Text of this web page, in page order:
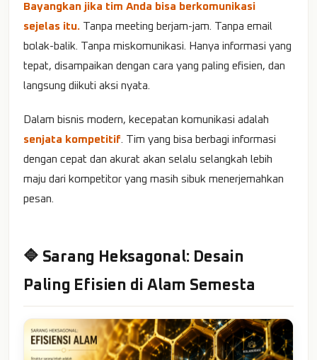
Bayangkan jika tim Anda bisa berkomunikasi
sejelas itu. Tanpa meeting berjam-jam. Tanpa email
bolak-balik. Tanpa miskomunikasi. Hanya informasi yang
tepat, disampaikan dengan cara yang paling efisien, dan
langsung diikuti aksi nyata.
Dalam bisnis modern, kecepatan komunikasi adalah
senjata kompetitif . Tim yang bisa berbagi informasi
dengan cepat dan akurat akan selalu selangkah lebih
maju dari kompetitor yang masih sibuk menerjemahkan
pesan.
🔷 Sarang Heksagonal: Desain
Paling Efisien di Alam Semesta